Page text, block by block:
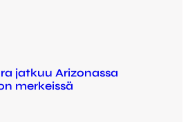
jatkuu Arizonassa
merkeissä